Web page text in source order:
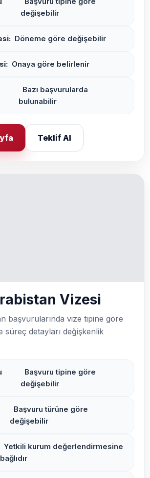
değişebilir
Döneme göre değişebilir
Onaya göre belirlenir
Bazı başvurularda
bulunabilir
Teklif Al
Vizesi
başvurularında vize tipine göre
süreç detayları değişkenlik
Başvuru tipine göre
değişebilir
Başvuru türüne göre
değişebilir
Yetkili kurum değerlendirmesine
bağlıdır